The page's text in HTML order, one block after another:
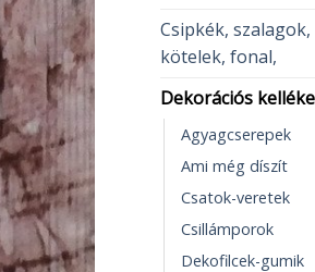
Csipkék,
kötelek, fonal,
Dekorációs
Agyagcserepek
Ami még díszít
Csatok-veretek
Csillámporok
Dekofilcek-gumik